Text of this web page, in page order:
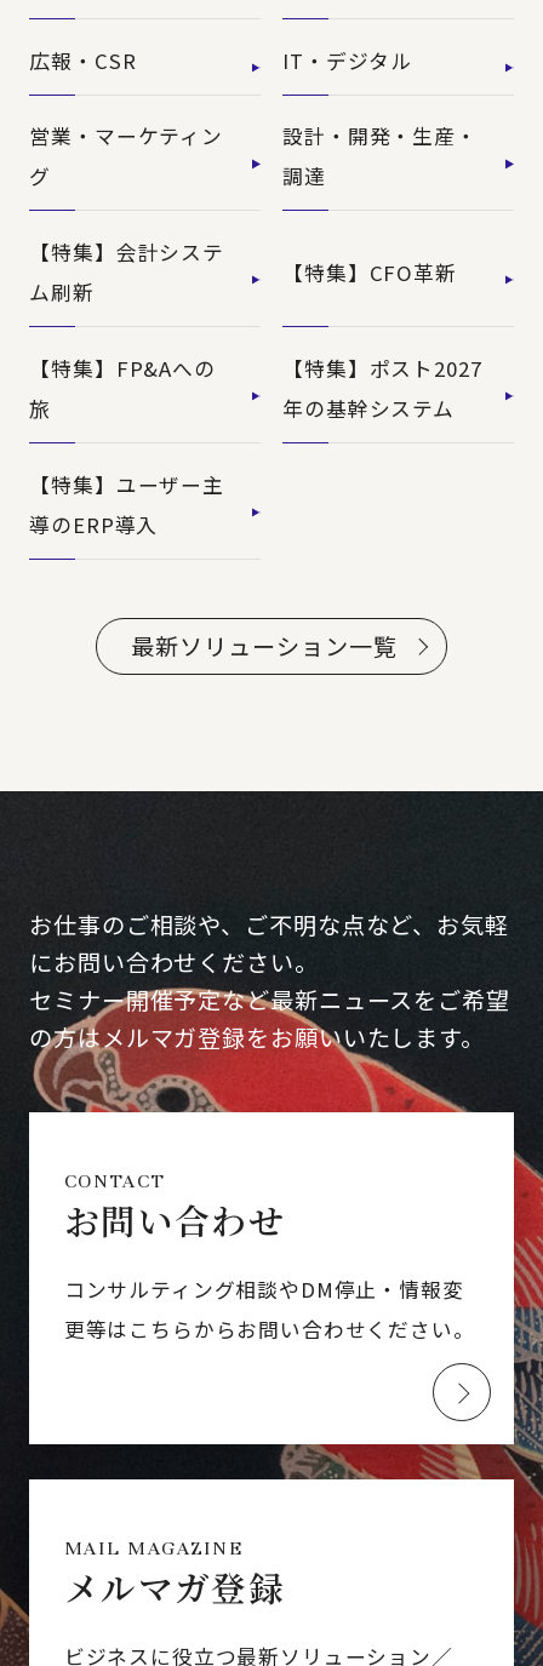
広報・CSR IT・デジタル
営業・マーケティン
グ
設計・開発・生産・
調達
【特集】会計システ
ム刷新
【特集】CFO革新
【特集】FP&Aへの
旅
【特集】ポスト2027
年の基幹システム
【特集】ユーザー主
導のERP導入
最新ソリューション一覧
お仕事のご相談や、ご不明な点など、お気軽
にお問い合わせください。
セミナー開催予定など最新ニュースをご希望
の方はメルマガ登録をお願いいたします。
CONTACT
お問い合わせ
コンサルティング相談やDM停止・情報変
更等はこちらからお問い合わせください。
MAIL MAGAZINE
メルマガ登録
ビジネスに役立つ最新ソリューション／